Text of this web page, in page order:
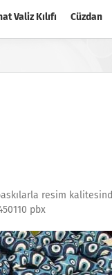
Valiz Kılıfı Cüzdan
resim
pbx